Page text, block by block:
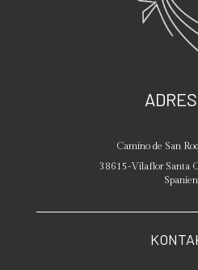
Camino de San
38615-Vilaflor Santa
Spanien